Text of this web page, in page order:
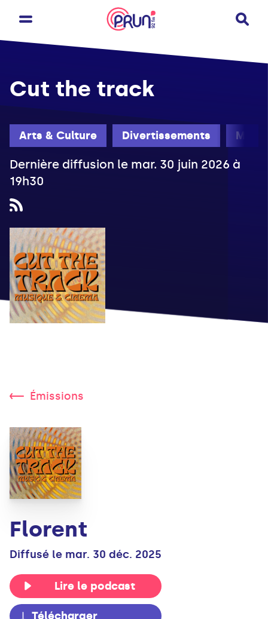
Arts & Culture Divertissements Mardi
Cut the track
Dernière diffusion le mar. 30 juin 2026 à
19h30
Émissions
Florent
Diffusé le mar. 30 déc. 2025
Lire le podcast
Télécharger